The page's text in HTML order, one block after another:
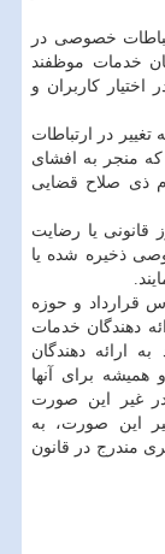
خصوصی در
خدمات موظفند
کاربران و
تغییر در ارتباطات
منجر به افشای
ذی صلاح قضایی
قانونی یا رضایت
ذخیره شده یا
قرارداد و حوزه
دهندگان خدمات
ارائه دهندگان
برای آنها
در غیر این صورت
این صورت، به
مندرج در قانون